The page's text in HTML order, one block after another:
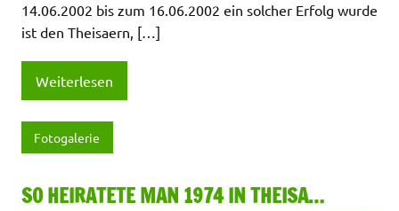
14.06.2002 bis zum 16.06.2002 ein solcher Erfolg wurde
ist den Theisaern, […]
Weiterlesen
Fotogalerie
SO HEIRATETE MAN 1974 IN THEISA…